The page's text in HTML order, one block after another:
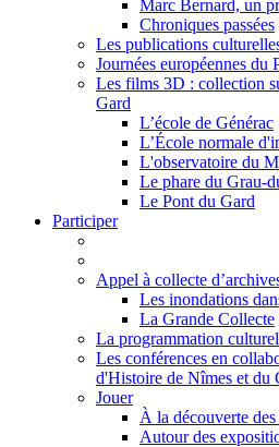
Marc Bernard, un
Chroniques passées
Les publications
Journées européennes du
Les films 3D : collection
Gard
L’école de Générac
L’École normale
L'observatoire du
Le phare du Grau-
Le Pont du Gard
Participer
Appel à collecte
Les inondations
La Grande Collecte
La programmation
Les conférences en
d'Histoire de Nîmes et du
Jouer
À la découverte
Autour des